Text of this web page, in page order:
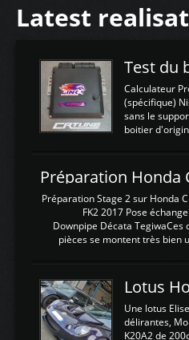
Latest
Calculateur
(spécifique)
sans le
boitier
d'envoyer
dans le
La sortie 0-
l'entrée AN
Analogique,
tension (Pas
est temps de
Préparation Stage 2 sur Honda
FK2 2017 Pose
Downpipe Décata TegiwaCes
pièces se montent très bien
légere découpe du
negénant en rien la
fonctionnement du
reprogrammation Stage 2 est
calculateur d'origine. Une
Lotus
Une lotus
délirantes,
K20A2 de